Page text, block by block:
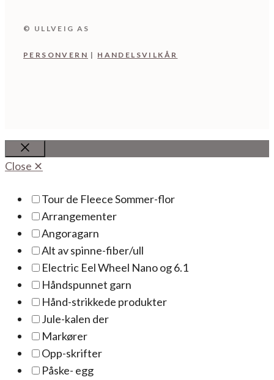
© ULLVEIG AS
PERSONV ER N | HANDELSVILKÅR
Close
Close ✕
Tour de Fleece Sommer-flor
Arrangementer
Angoragarn
Alt av spinne-fiber/ull
Electric Eel Wheel Nano og 6.1
Håndspunnet garn
Hånd-strikkede produkter
Jule-kalen der
Markører
Opp-skrifter
Påske- egg